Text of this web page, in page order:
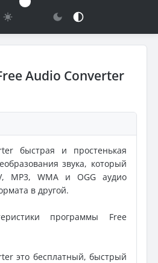
Audio Converter
быстрая и простенькая
звука, который
MP3, WMA и OGG аудио
в другой.
программы Free
это бесплатный, быстрый